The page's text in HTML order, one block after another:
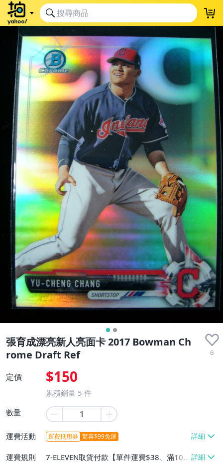
張育成漂亮新人亮面卡 2017 Bowman Ch
rome Draft Ref
6
定價 $150
累積銷量 5 件
數量
運費活動 運費抵用券 驚喜$99免運
運費規則
7-ELEVEN取貨付款【單件運費$38、滿100